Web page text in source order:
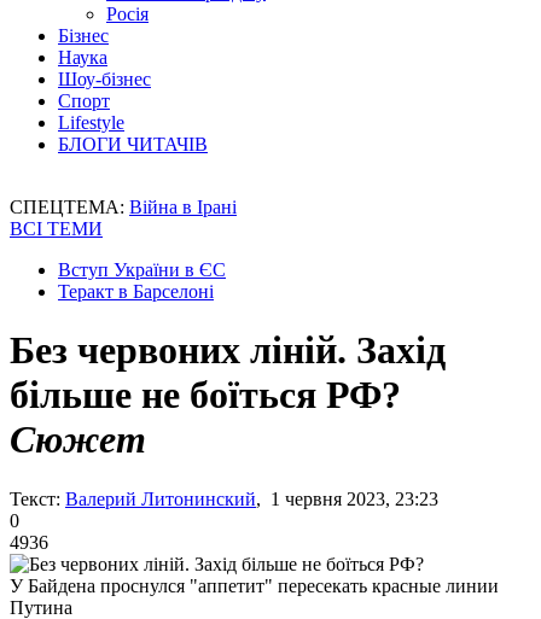
Росія
Бізнес
Наука
Шоу-бізнес
Спорт
Lifestyle
БЛОГИ ЧИТАЧІВ
СПЕЦТЕМА: Війна в Ірані
ВСІ ТЕМИ
Вступ України в ЄС
Теракт в Барселоні
Без червоних ліній. Захід
більше не боїться РФ?
Сюжет
Текст: Валерий Литонинский, 1 червня 2023, 23:23
0
4936
У Байдена проснулся "аппетит" пересекать красные линии
Путина